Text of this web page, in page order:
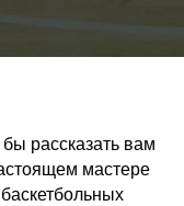
рассказать вам
мастере